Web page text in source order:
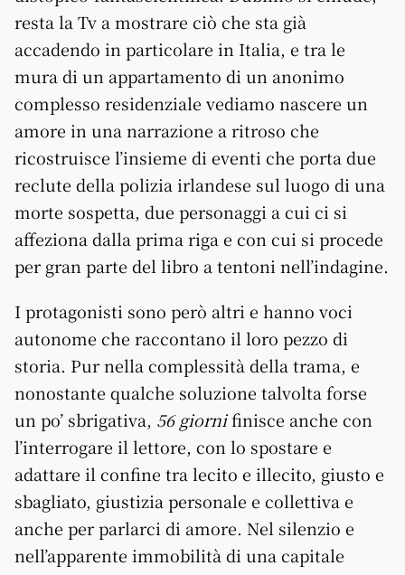
resta la Tv a mostrare ciò che sta già
accadendo in particolare in Italia, e tra le
mura di un appartamento di un anonimo
complesso residenziale vediamo nascere un
amore in una narrazione a ritroso che
ricostruisce l’insieme di eventi che porta due
reclute della polizia irlandese sul luogo di una
morte sospetta, due personaggi a cui ci si
affeziona dalla prima riga e con cui si procede
per gran parte del libro a tentoni nell’indagine.
I protagonisti sono però altri e hanno voci
autonome che raccontano il loro pezzo di
storia. Pur nella complessità della trama, e
nonostante qualche soluzione talvolta forse
un po’ sbrigativa, 56 giornifinisce anche con
l’interrogare il lettore, con lo spostare e
adattare il confine tra lecito e illecito, giusto e
sbagliato, giustizia personale e collettiva e
anche per parlarci di amore. Nel silenzio e
nell’apparente immobilità di una capitale